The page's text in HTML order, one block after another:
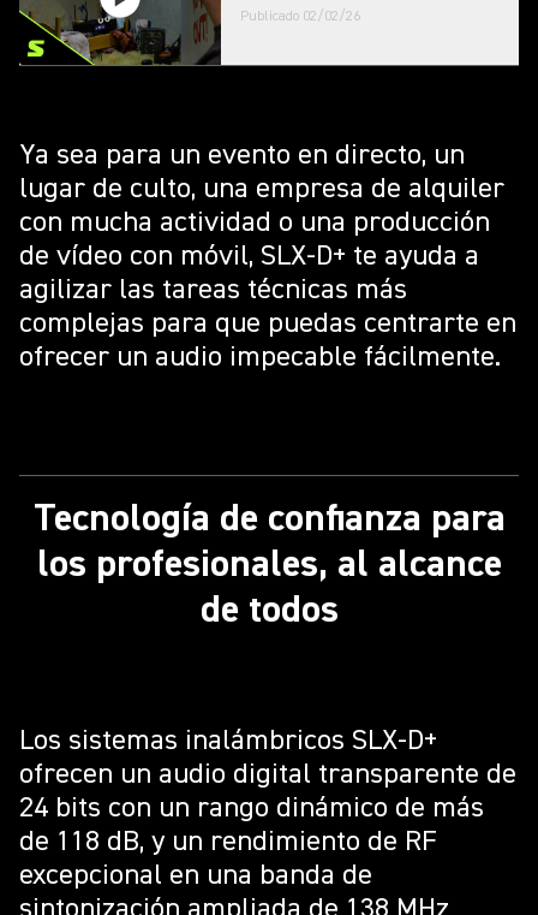
Publicado 02/02/26
Ya sea para un evento en directo, un
lugar de culto, una empresa de alquiler
con mucha actividad o una producción
de vídeo con móvil, SLX-D+ te ayuda a
agilizar las tareas técnicas más
complejas para que puedas centrarte en
ofrecer un audio impecable fácilmente.
Tecnología de confianza para
los profesionales, al alcance
de todos
Los sistemas inalámbricos SLX-D+
ofrecen un audio digital transparente de
24 bits con un rango dinámico de más
de 118 dB, y un rendimiento de RF
excepcional en una banda de